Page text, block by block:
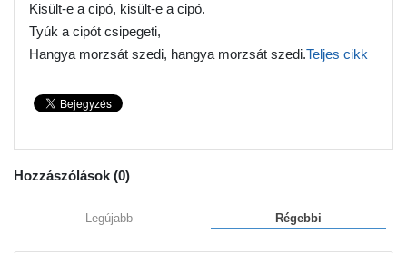
Kisült-e a cipó, kisült-e a cipó.
Tyúk a cipót csipegeti,
Hangya morzsát szedi, hangya morzsát szedi.Teljes cikk
Hozzászólások (0)
Legújabb Régebbi